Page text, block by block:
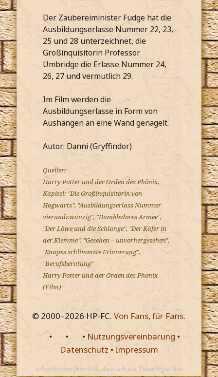
Der Zaubereiminister Fudge hat die
Ausbildungserlasse Nummer 22, 23,
25 und 28 unterzeichnet, die
Großinquisitorin Professor
Umbridge die Erlasse Nummer 24,
26, 27 und vermutlich 29.
Im Film werden die
Ausbildungserlasse in Form von
Aushängen an eine Wand genagelt.
Autor: Danni (Gryffindor)
Quellen:
Harry Potter und der Orden des Phönix,
Kapitel: "Die Großinquisitorin von
Hogwarts", "Ausbildungserlass Nummer
vierundzwanzig", "Dumbledores Armee",
"Der Löwe und die Schlange", "Der Käfer in
der Klemme", "Gesehen – unvorhergesehen",
"Snapes schlimmste Erinnerung",
"Berufsberatung"
Harry Potter und der Orden des Phönix
(Film)
© 2000–2026 HP-FC.Von Fans, für Fans.
•
• • Nutzungsvereinbarung •
Datenschutz • Impressum
Ich schwöre feierlich, dass ich ein Tunichtgut bin